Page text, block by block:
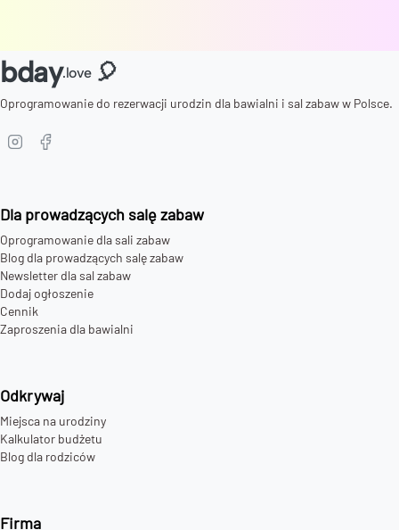
bday.love 🎈
Oprogramowanie do rezerwacji urodzin dla bawialni i sal zabaw w Polsce.
Dla prowadzących salę zabaw
Oprogramowanie dla sali zabaw
Blog dla prowadzących salę zabaw
Newsletter dla sal zabaw
Dodaj ogłoszenie
Cennik
Zaproszenia dla bawialni
Odkrywaj
Miejsca na urodziny
Kalkulator budżetu
Blog dla rodziców
Firma